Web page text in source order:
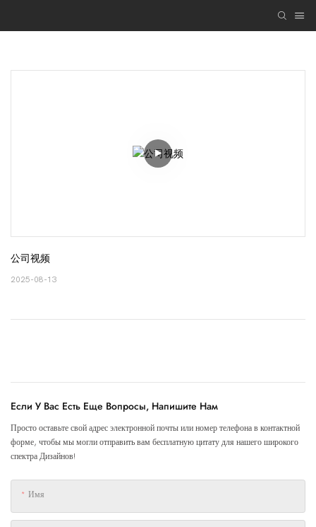
公司视频
2025-08-13
Если У Вас Есть Еще Вопросы, Напишите Нам
Просто оставьте свой адрес электронной почты или номер телефона в контактной
форме, чтобы мы могли отправить вам бесплатную цитату для нашего широкого
спектра Дизайнов!
Имя